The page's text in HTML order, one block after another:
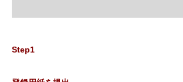
Step1